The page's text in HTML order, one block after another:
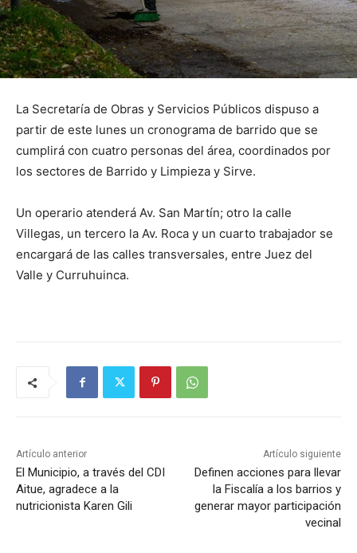
La Secretaría de Obras y Servicios Públicos dispuso a
partir de este lunes un cronograma de barrido que se
cumplirá con cuatro personas del área, coordinados por
los sectores de Barrido y Limpieza y Sirve.
Un operario atenderá Av. San Martín; otro la calle
Villegas, un tercero la Av. Roca y un cuarto trabajador se
encargará de las calles transversales, entre Juez del
Valle y Curruhuinca.
Artículo anterior
El Municipio, a través del CDI
Aitue, agradece a la
nutricionista Karen Gili
Artículo siguiente
Definen acciones para llevar
la Fiscalía a los barrios y
generar mayor participación
vecinal